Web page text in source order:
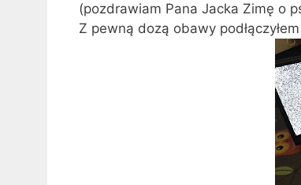
(pozdrawiam Pana Jacka Zimę o
Z pewną dozą obawy